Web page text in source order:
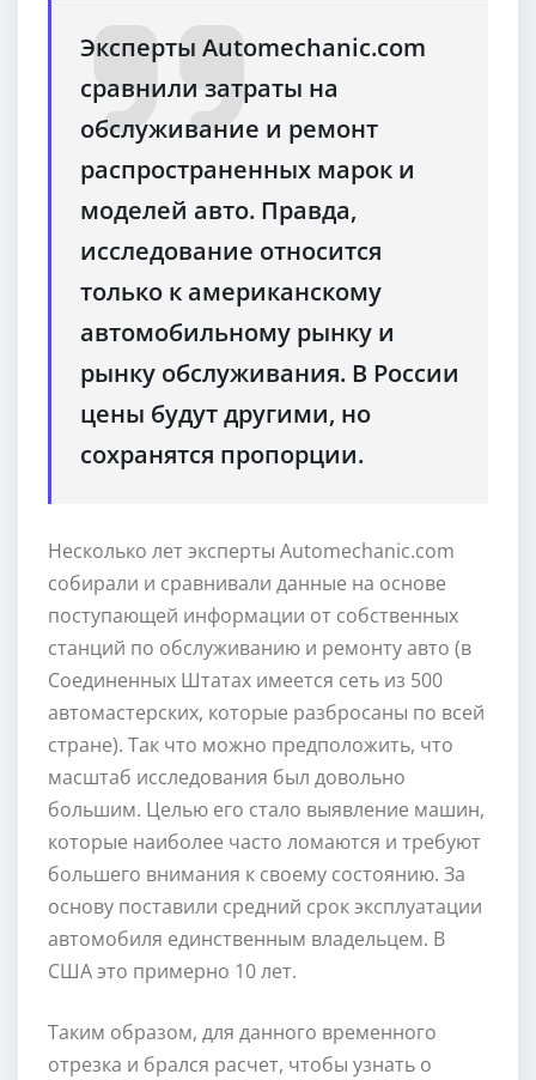
Эксперты Automechanic.com
сравнили затраты на
обслуживание и ремонт
распространенных марок и
моделей авто. Правда,
исследование относится
только к американскому
автомобильному рынку и
рынку обслуживания. В России
цены будут другими, но
сохранятся пропорции.
Несколько лет эксперты Automechanic.com
собирали и сравнивали данные на основе
поступающей информации от собственных
станций по обслуживанию и ремонту авто (в
Соединенных Штатах имеется сеть из 500
автомастерских, которые разбросаны по всей
стране). Так что можно предположить, что
масштаб исследования был довольно
большим. Целью его стало выявление машин,
которые наиболее часто ломаются и требуют
большего внимания к своему состоянию. За
основу поставили средний срок эксплуатации
автомобиля единственным владельцем. В
США это примерно 10 лет.
Таким образом, для данного временного
отрезка и брался расчет, чтобы узнать о